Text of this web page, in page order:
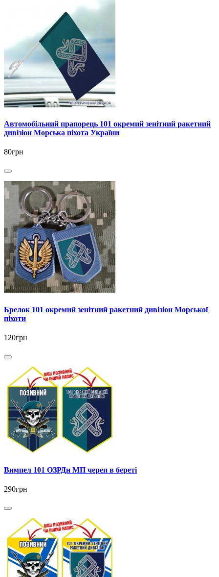
Автомобільний прапорець 101 окремий зенітний ракетний
дивізіон Морська піхота України
80грн
Брелок 101 окремий зенітний ракетний дивізіон Морської
піхоти
120грн
Вимпел 101 ОЗРДн МП череп в береті
290грн